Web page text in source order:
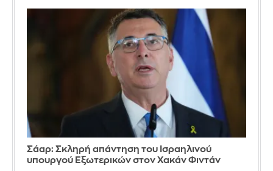
Σάαρ: Σκληρή απάντηση του Ισραηλινού
υπουργού Εξωτερικών στον Χακάν Φιντάν